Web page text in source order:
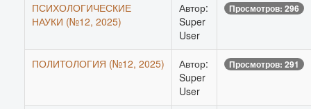
ПСИХОЛОГИЧЕСКИЕ
НАУКИ (№12, 2025)
Автор:
Super
User
Просмотров: 296
ПОЛИТОЛОГИЯ (№12, 2025)
Автор:
Super
User
Просмотров: 291